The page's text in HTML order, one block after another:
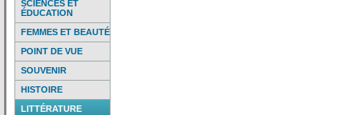
SCIENCES ET
ÉDUCATION
FEMMES ET BEAUTÉ
POINT DE VUE
SOUVENIR
HISTOIRE
LITTÉRATURE